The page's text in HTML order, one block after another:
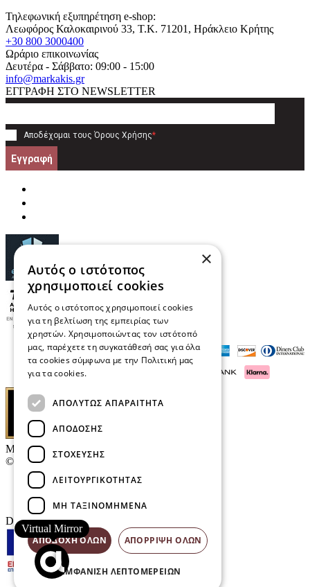
Τηλεφωνική εξυπηρέτηση e-shop:
Λεωφόρος Καλοκαιρινού 33, T.K. 71201, Ηράκλειο Κρήτης
+30 800 3000400
Ωράριο επικοινωνίας
Δευτέρα - Σάββατο: 09:00 - 15:00
info@markakis.gr
ΕΓΓΡΑΦΗ ΣΤΟ NEWSLETTER
Αποδέχομαι τους Όρους Χρήσης*
Εγγραφή
Μαρκάκης Οπτικά
© 2026
Επικοινωνία
E-Volution Awards
Designed & developed by
Virtual Mirror
×
Αυτός ο ιστότοπος
χρησιμοποιεί cookies
Αυτός ο ιστότοπος χρησιμοποιεί cookies
για τη βελτίωση της εμπειρίας των
χρηστών. Χρησιμοποιώντας τον ιστότοπό
μας, παρέχετε τη συγκατάθεσή σας για όλα
τα cookies σύμφωνα με την Πολιτική μας
για τα cookies.
ΑΠΟΛΎΤΩΣ ΑΠΑΡΑΊΤΗΤΑ
ΑΠΌΔΟΣΗΣ
ΣΤΌΧΕΥΣΗΣ
ΛΕΙΤΟΥΡΓΙΚΌΤΗΤΑΣ
ΜΗ ΤΑΞΙΝΟΜΗΜΈΝΑ
ΑΠΟΔΟΧΉ ΌΛΩΝ ΑΠΌΡΡΙΨΗ ΌΛΩΝ
ΕΜΦΆΝΙΣΗ ΛΕΠΤΟΜΕΡΕΙΏΝ